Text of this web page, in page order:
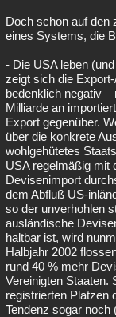
Doch schon auf den
eines Systems, die
- Die USA leben
zeigt sich die
bedenklich negativ
Milliarde an
Export gegenüber.
über die konkrete
wohlgehütetes
USA regelmäßig mit
Devisenimport
dem Abfluß US-
so der unverhohlen
ausländische
haltbar ist, wird
Halbjahr 2002
rund 40 % mehr
Vereinigten Staaten.
registrierten Platzen
Tendenz sogar noch